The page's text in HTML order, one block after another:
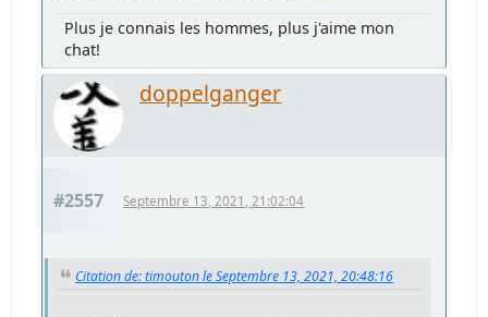
Plus je connais les hommes, plus j'aime mon
chat!
doppelganger
#2557 Septembre 13, 2021, 21:02:04
Citation de: timouton le Septembre 13, 2021, 20:48:16